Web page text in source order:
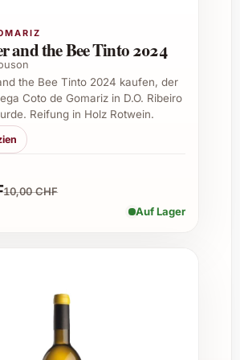
aus der idealen Terroirlage,
Traubenauswahl und der
verleiht diesem
unverwechselbare Frische
einem feinen Holzaroma.
der Wein gut gekühlt bei
serviert, um seine fruchtigen
zu Fischgerichten?
hervorragend mit Fisch,
und leichten Saucen, da er
and the Bee Tinto 2024
the Bee Tinto 2024 kaufen, der
Coto de Gomariz in D.O. Ribeiro
Reifung in Holz Rotwein.
10,00 CHF
Auf Lager